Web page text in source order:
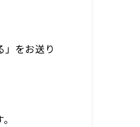
をお送り